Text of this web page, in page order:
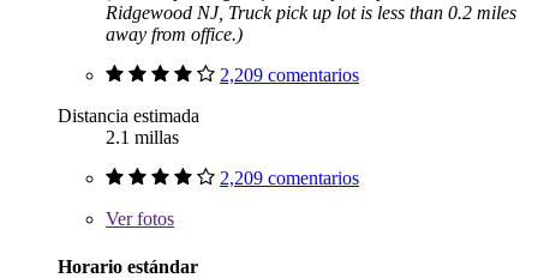
Ridgewood NJ, Truck pick up lot is less than 0.2 miles
away from office.)
2,209 comentarios
Distancia estimada
2.1 millas
2,209 comentarios
Verfotos
Horario estándar